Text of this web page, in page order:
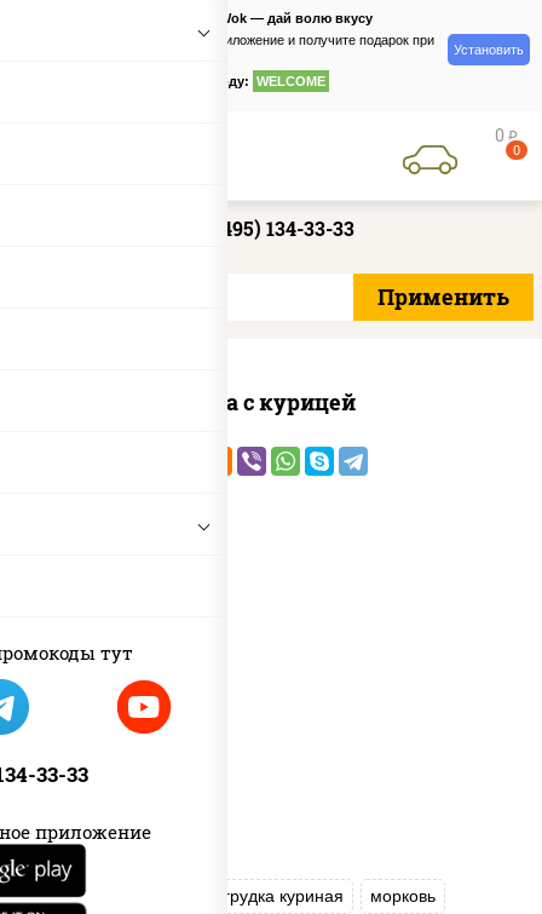
тут
33-33
приложение
PizzaSushiWok — дай волю вкусу
Скачайте приложение и получите подарок при
по промокоду: WELCOME
Установить
0 руб
0
+7 (495) 134-33-33
Соба с курицей
масло растительное грудка куриная морковь